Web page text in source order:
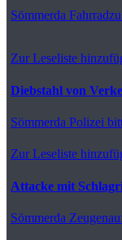
Sömmerda
Zur Leseliste
Diebstahl von
Sömmerda Polizei
Zur Leseliste
Attacke mit
Sömmerda